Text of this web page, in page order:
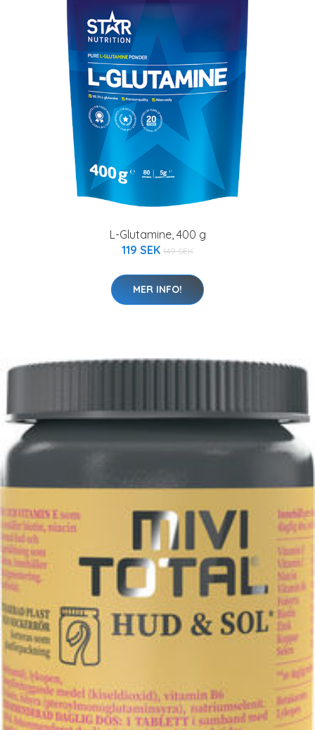
L-Glutamine, 400 g
119 SEK 149 SEK
MER INFO!